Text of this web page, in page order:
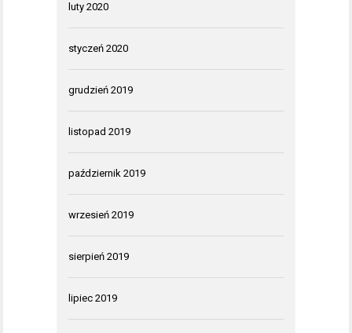
luty 2020
styczeń 2020
grudzień 2019
listopad 2019
październik 2019
wrzesień 2019
sierpień 2019
lipiec 2019